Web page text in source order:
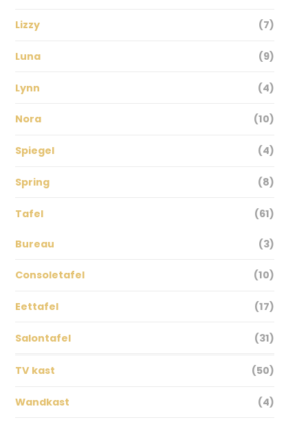
Lizzy (7)
Luna (9)
Lynn (4)
Nora (10)
Spiegel (4)
Spring (8)
Tafel (61)
Bureau (3)
Consoletafel (10)
Eettafel (17)
Salontafel (31)
TV kast (50)
Wandkast (4)